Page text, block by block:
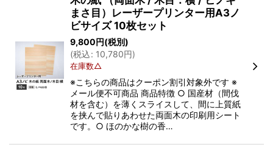
まさ目）レーザープリンター用A3ノ
ビサイズ 10枚セット
9,800円(税別)
(税込: 10,780円)
在庫数△
※こちらの商品はクーポン割引対象外です ※
メール便不可商品 商品特徴 ○ 国産材（間伐
材を含む）を薄くスライスして、間に上質紙
を挟んで貼りあわせた両面木の印刷用シート
です。○ ほのかな樹の香…